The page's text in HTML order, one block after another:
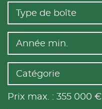
Type de boîte
Année min.
Catégorie
Prix max. : 355 000 €